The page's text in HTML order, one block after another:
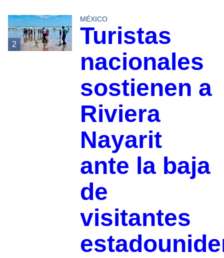
2
MÉXICO
Turistas
nacionales
sostienen a
Riviera
Nayarit
ante la baja
de
visitantes